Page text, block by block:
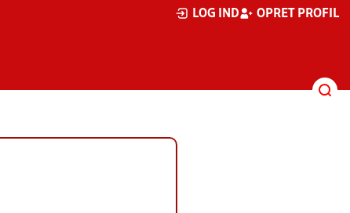
LOG IND OPRET PROFIL